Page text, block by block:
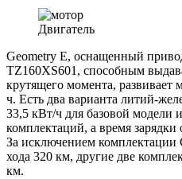
Двигатель
Geometry E, оснащенный
TZ160XS601, способным
крутящего момента, развивает
ч. Есть два варианта литий-
33,5 кВт/ч для базовой модели
комплектаций, а время зарядки
За исключением комплектации
хода 320 км, другие две
км.